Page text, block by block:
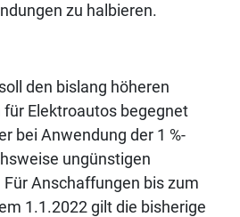
zu halbieren.
den bislang höheren
Elektroautos begegnet
bei Anwendung der 1 %-
ungünstigen
Anschaffungen bis zum
1.1.2022 gilt die bisherige